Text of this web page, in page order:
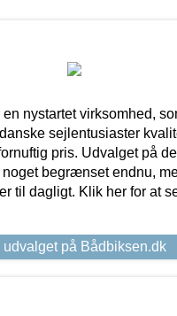
nystartet virksomhed,
sejlentusiaster
pris. Udvalget på
begrænset endnu,
til dagligt. Klik her for at
udvalget på Bådbiksen.dk